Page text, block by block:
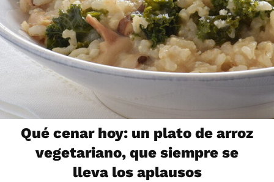
Qué cenar hoy: un plato de arroz
vegetariano, que siempre se
lleva los aplausos